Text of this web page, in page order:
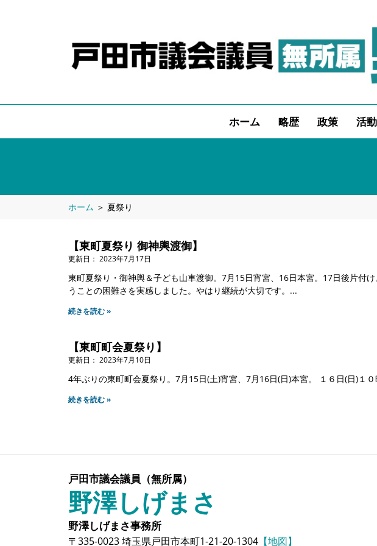
ホーム 略歴 政策 活
ホーム ＞ 夏祭り
【東町夏祭り 御神輿渡御】
2023年7月17日
東町夏祭り・御神輿＆子ども山車渡御。7月15日宵宮、16日本宮。17日後片付
うことの困難さを実感しました。やはり継続が大切です。
続きを読む »
【東町町会夏祭り】
2023年7月10日
4年ぶりの東町町会夏祭り。7月15日(土)宵宮、7月16日(日)本宮。 １６日(日)１
続きを読む »
戸田市議会議員（無所属）
野澤しげまさ
野澤しげまさ事務所
〒335-0023 埼玉県戸田市本町1-21-20-1304 【地図】